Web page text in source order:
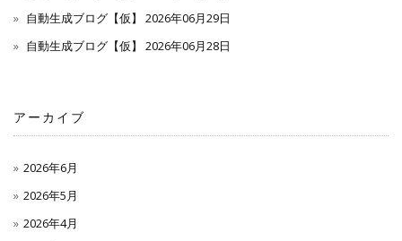
自動生成ブログ【仮】 2026年06月29日
自動生成ブログ【仮】 2026年06月28日
アーカイブ
2026年6月
2026年5月
2026年4月